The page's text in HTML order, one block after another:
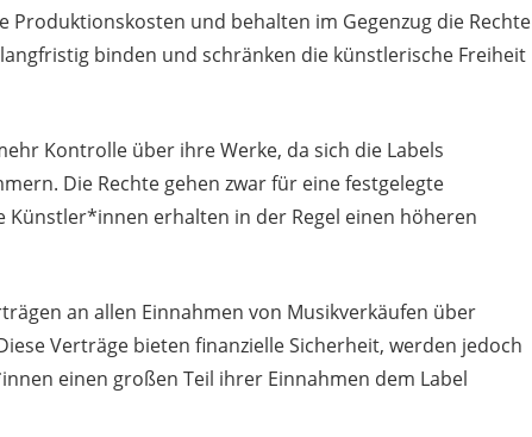
Produktionskosten und behalten im Gegenzug die Rechte
binden und schränken die künstlerische Freiheit
Kontrolle über ihre Werke, da sich die Labels
Die Rechte gehen zwar für eine festgelegte
Künstler*innen erhalten in der Regel einen höheren
an allen Einnahmen von Musikverkäufen über
Verträge bieten finanzielle Sicherheit, werden jedoch
einen großen Teil ihrer Einnahmen dem Label